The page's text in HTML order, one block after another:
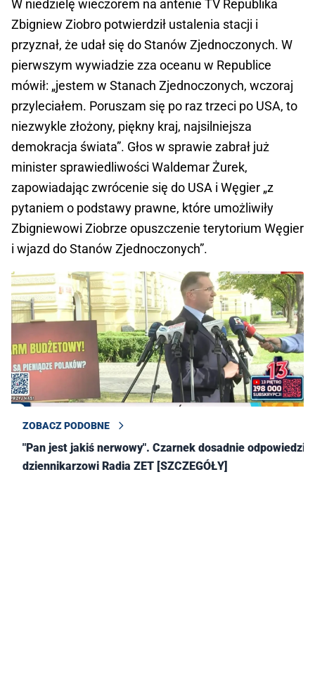
W niedzielę wieczorem na antenie TV Republika
Zbigniew Ziobro potwierdził ustalenia stacji i
przyznał, że udał się do Stanów Zjednoczonych. W
pierwszym wywiadzie zza oceanu w Republice
mówił: „jestem w Stanach Zjednoczonych, wczoraj
przyleciałem. Poruszam się po raz trzeci po USA, to
niezwykle złożony, piękny kraj, najsilniejsza
demokracja świata”. Głos w sprawie zabrał już
minister sprawiedliwości Waldemar Żurek,
zapowiadając zwrócenie się do USA i Węgier „z
pytaniem o podstawy prawne, które umożliwiły
Zbigniewowi Ziobrze opuszczenie terytorium Węgier
i wjazd do Stanów Zjednoczonych”.
ZOBACZ PODOBNE
"Pan jest jakiś nerwowy". Czarnek dosadnie odpowiedział
dziennikarzowi Radia ZET [SZCZEGÓŁY]